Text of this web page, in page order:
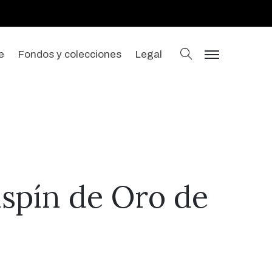
Fondos y colecciones Legal buscar
menu
de Oro de